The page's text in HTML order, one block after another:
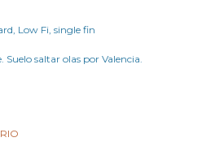
Low Fi single fin
saltar olas por Valencia.